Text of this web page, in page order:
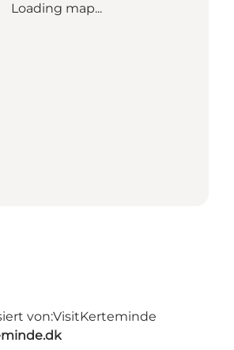
Loading map...
von:VisitKerteminde